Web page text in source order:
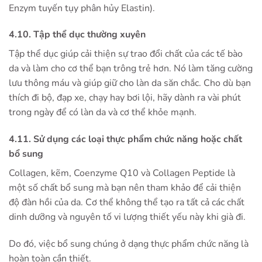
Enzym tuyến tụy phân hủy Elastin).
4.10. Tập thể dục thường xuyên
Tập thể dục giúp cải thiện sự trao đổi chất của các tế bào
da và làm cho cơ thể bạn trông trẻ hơn. Nó làm tăng cường
lưu thông máu và giúp giữ cho làn da săn chắc. Cho dù bạn
thích đi bộ, đạp xe, chạy hay bơi lội, hãy dành ra vài phút
trong ngày để có làn da và cơ thể khỏe mạnh.
4.11. Sử dụng các loại thực phẩm chức năng hoặc chất
bổ sung
Collagen, kẽm, Coenzyme Q10 và Collagen Peptide là
một số chất bổ sung mà bạn nên tham khảo để cải thiện
độ đàn hồi của da. Cơ thể không thể tạo ra tất cả các chất
dinh dưỡng và nguyên tố vi lượng thiết yếu này khi già đi.
Do đó, việc bổ sung chúng ở dạng thực phẩm chức năng là
hoàn toàn cần thiết.